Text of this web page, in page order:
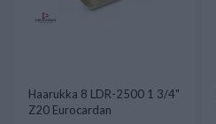
Haarukka 8 LDR-2500 1 3/4"
Z20 Eurocardan